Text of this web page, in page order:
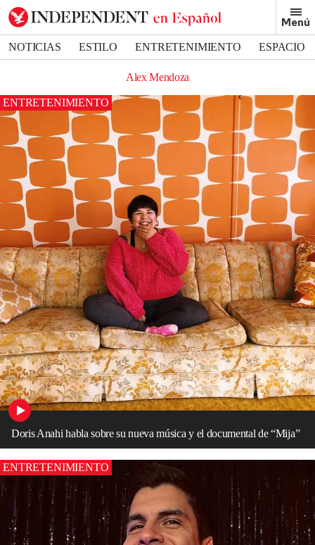
Menú
NOTICIAS ESTILO ENTRETENIMIENTO
ESPACIO
Alex Mendoza
ENTRETENIMIENTO
Doris Anahi habla sobre su nueva música y el documental de “Mija”
ENTRETENIMIENTO